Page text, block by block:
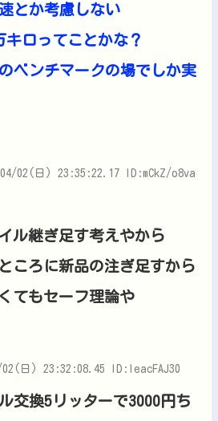
とか考慮しない
ロってことかな？
ベンチマークの場でしか実
02(日) 23:35:22.17 ID:mCkZ/o8va
ル継ぎ足す考えやから
ころに新品の注ぎ足すから
てもセーフ理論や
02(日) 23:32:08.45 ID:IeacFAJ30
交換5リッターで3000円ち